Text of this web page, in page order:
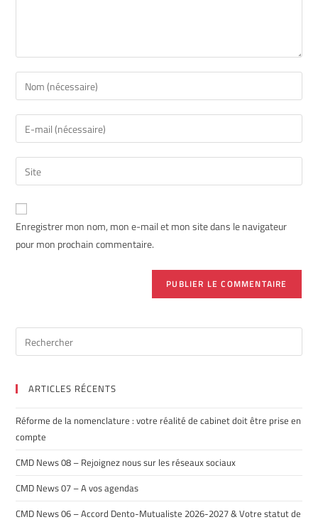
Enregistrer mon nom, mon e-mail et mon site dans le navigateur
pour mon prochain commentaire.
ARTICLES RÉCENTS
Réforme de la nomenclature : votre réalité de cabinet doit être prise en
compte
CMD News 08 – Rejoignez nous sur les réseaux sociaux
CMD News 07 – A vos agendas
CMD News 06 – Accord Dento-Mutualiste 2026-2027 & Votre statut de